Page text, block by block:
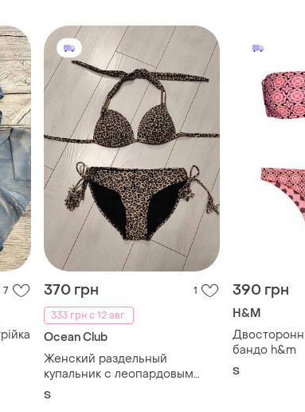
7 370 грн
1
333 грн с 12 авг.
Ocean Club
Женский раздельный
купальник с леопардовым
принтом
S
390 грн
H&M
бандо h&m
S